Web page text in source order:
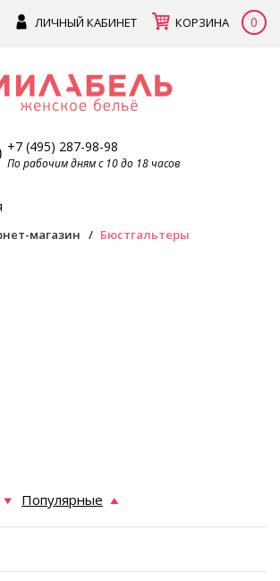
ЛИЧНЫЙ КАБИНЕТ КОРЗИНА 0
+7 (495) 287-98-98
По рабочим дням с 10 до 18 часов
магазин Бюстгальтеры
Популярные